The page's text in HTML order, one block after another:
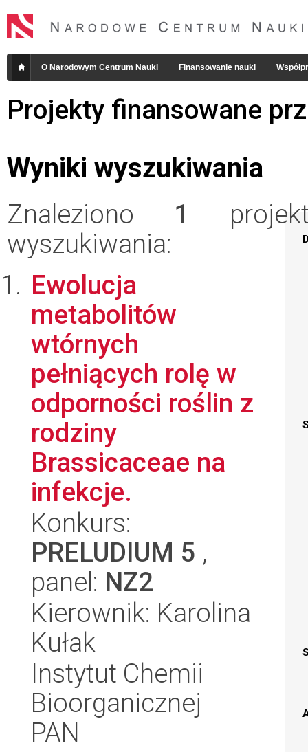
O Narodowym Centrum Nauki Finansowanie nauki
Projekty finansowane
Wyniki wyszukiwania
Znaleziono 1
wyszukiwania:
Ewolucja
metabolitów
wtórnych
pełniących rolę w
odporności roślin z
rodziny
Brassicaceae na
infekcje.
Konkurs:
PRELUDIUM 5 ,
panel: NZ2
Kierownik: Karolina
Kułak
Instytut Chemii
Bioorganicznej
PAN